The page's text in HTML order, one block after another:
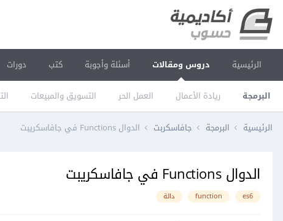
الرئيسية دروس ومقالات
البرمجة ريادة الأعمال العمل الحر التسويق والمبيعات
أسئلة وأجوبة كتب دورات
الرئيسية البرمجة جافاسكربت الدوال Functions في جافاسكريبت
الدوال Functions في جافاسكريبت
es6
function دالة